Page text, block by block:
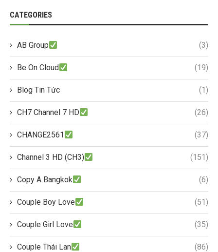
CATEGORIES
AB Group (3)
Be On Cloud (19)
Blog Tin Tức (1)
CH7 Channel 7 HD (26)
CHANGE2561 (37)
Channel 3 HD (CH3) (151)
Copy A Bangkok (6)
Couple Boy Love (51)
Couple Girl Love (35)
Couple Thái Lan (86)